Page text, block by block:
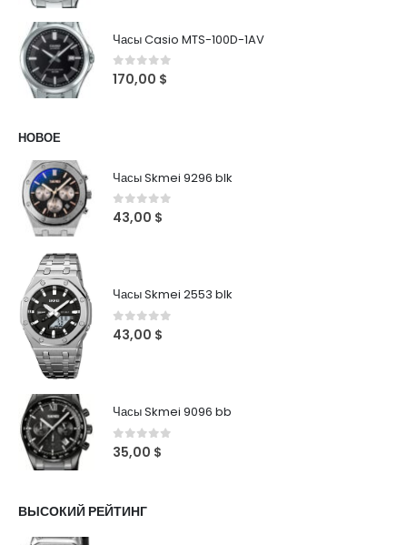
Часы Casio MTS-100D-1AV
0out of 5
170,00 $
НОВОЕ
Часы Skmei 9296 blk
0 out of 5
43,00 $
Часы Skmei 2553 blk
0 out of 5
43,00 $
Часы Skmei 9096 bb
0out of 5
35,00 $
ВЫСОКИЙ РЕЙТИНГ